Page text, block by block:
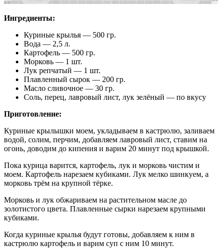
Ингредиенты:
Куриные крылья — 500 гр.
Вода — 2,5 л.
Картофель — 500 гр.
Морковь — 1 шт.
Лук репчатый — 1 шт.
Плавленный сырок — 200 гр.
Масло сливочное — 30 гр.
Соль, перец, лавровый лист, лук зелёный — по вкусу
Приготовление:
Куриные крылышки моем, укладываем в кастрюлю, заливаем
водой, солим, перчим, добавляем лавровый лист, ставим на
огонь, доводим до кипения и варим 20 минут под крышкой.
Пока курица варится, картофель, лук и морковь чистим и
моем. Картофель нарезаем кубиками. Лук мелко шинкуем, а
морковь трём на крупной тёрке.
Морковь и лук обжариваем на растительном масле до
золотистого цвета. Плавленные сырки нарезаем крупными
кубиками.
Когда куриные крылья будут готовы, добавляем к ним в
кастрюлю картофель и варим суп с ним 10 минут.